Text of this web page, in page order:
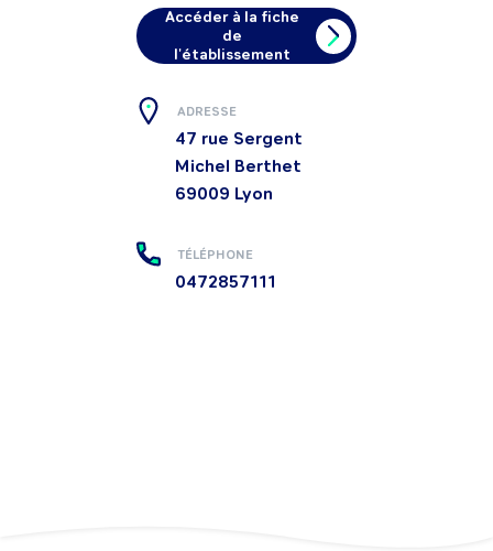
Accéder à la fiche
de
l'établissement
ADRESSE
47 rue Sergent
Michel Berthet
69009 Lyon
TÉLÉPHONE
0472857111